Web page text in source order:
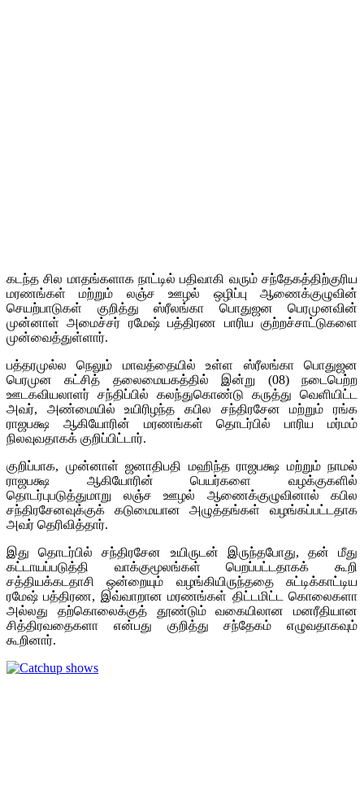
கடந்த சில மாதங்களாக நாட்டில் பதிவாகி வரும் சந்தேகத்திற்குரிய
மரணங்கள் மற்றும் லஞ்ச ஊழல் ஒழிப்பு ஆணைக்குழுவின்
செயற்பாடுகள் குறித்து ஸ்ரீலங்கா பொதுஜன பெரமுனவின்
முன்னாள் அமைச்சர் ரமேஷ் பத்திரண பாரிய குற்றச்சாட்டுகளை
முன்வைத்துள்ளார்.
பத்தரமுல்ல நெலும் மாவத்தையில் உள்ள ஸ்ரீலங்கா பொதுஜன
பெரமுன கட்சித் தலைமையகத்தில் இன்று (08) நடைபெற்ற
ஊடகவியலாளர் சந்திப்பில் கலந்துகொண்டு கருத்து வெளியிட்ட
அவர், அண்மையில் உயிரிழந்த கபில சந்திரசேன மற்றும் ரங்க
ராஜபக்ஷ ஆகியோரின் மரணங்கள் தொடர்பில் பாரிய மர்மம்
நிலவுவதாகக் குறிப்பிட்டார்.
குறிப்பாக, முன்னாள் ஜனாதிபதி மஹிந்த ராஜபக்ஷ மற்றும் நாமல்
ராஜபக்ஷ ஆகியோரின் பெயர்களை வழக்குகளில்
தொடர்புபடுத்துமாறு லஞ்ச ஊழல் ஆணைக்குழுவினால் கபில
சந்திரசேனவுக்குக் கடுமையான அழுத்தங்கள் வழங்கப்பட்டதாக
அவர் தெரிவித்தார்.
இது தொடர்பில் சந்திரசேன உயிருடன் இருந்தபோது, தன் மீது
கட்டாயப்படுத்தி வாக்குமூலங்கள் பெறப்பட்டதாகக் கூறி
சத்தியக்கடதாசி ஒன்றையும் வழங்கியிருந்ததை சுட்டிக்காட்டிய
ரமேஷ் பத்திரண, இவ்வாறான மரணங்கள் திட்டமிட்ட கொலைகளா
அல்லது தற்கொலைக்குத் தூண்டும் வகையிலான மனரீதியான
சித்திரவதைகளா என்பது குறித்து சந்தேகம் எழுவதாகவும்
கூறினார்.